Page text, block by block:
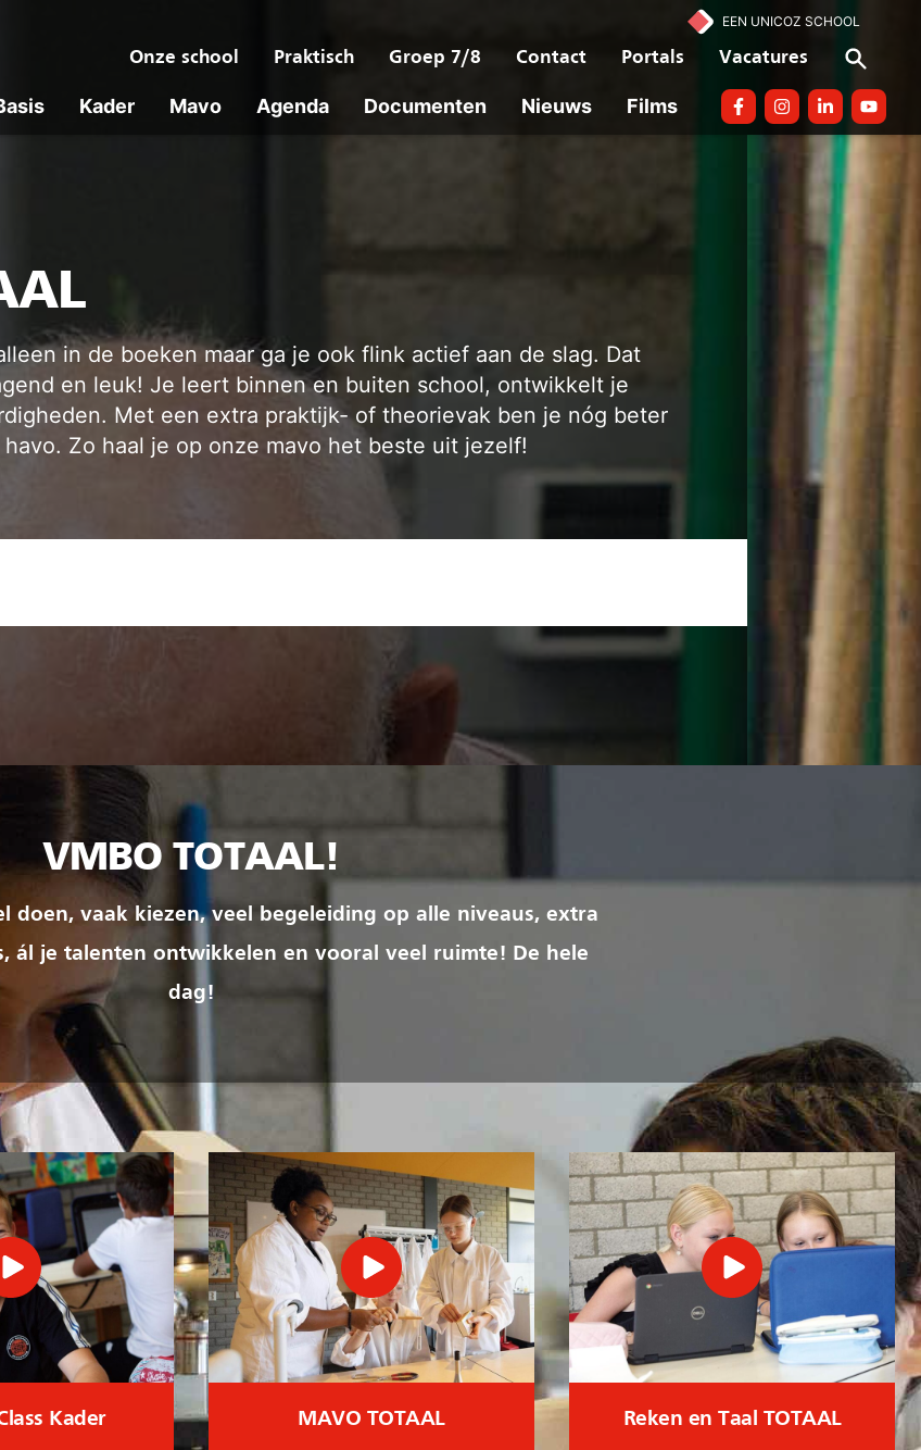
EEN UNICOZ SCHOOL
Onze school Praktisch Groep 7/8 Contact Portals Vacatures
Kader Mavo Agenda Documenten Nieuws Films FacebookInstagramlinkedinYoutube
in de boeken maar ga je ook flink actief aan de slag. Dat
en leuk! Je leert binnen en buiten school, ontwikkelt je
Met een extra praktijk- of theorievak ben je nóg beter
Zo haal je op onze mavo het beste uit jezelf!
VMBO TOTAAL!
doen, vaak kiezen, veel begeleiding op alle niveaus, extra
ál je talenten ontwikkelen en vooral veel ruimte! De hele
dag!
Kader MAVO TOTAAL Reken en Taal TOTAAL